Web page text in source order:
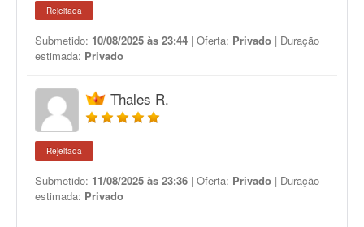
Rejeitada
Submetido: 10/08/2025 às 23:44 | Oferta: Privado | Duração
estimada: Privado
Thales R.
Rejeitada
Submetido: 11/08/2025 às 23:36 | Oferta: Privado | Duração
estimada: Privado